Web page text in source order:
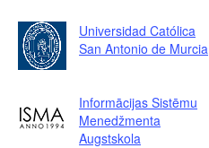
Universidad Católica
San Antonio de Murcia
Informācijas Sistēmu
Menedžmenta
Augstskola